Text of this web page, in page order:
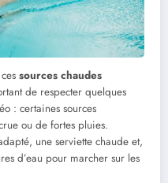
sources chaudes
de respecter quelques
: certaines sources
ou de fortes pluies.
une serviette chaude et,
d’eau pour marcher sur les